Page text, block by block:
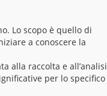
Lo scopo è quello di
a conoscere la
alla raccolta e all’analisi
per lo specifico